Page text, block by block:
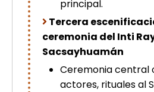
principal.
Tercera
ceremonia del Inti
Sacsayhuamán
Ceremonia central
actores, rituales al